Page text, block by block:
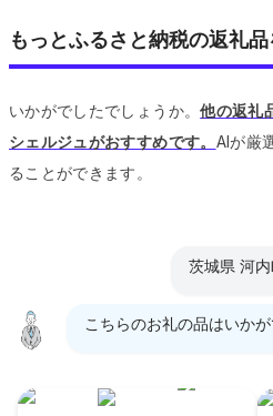
もっとふるさと納税の返礼
いかがでしたでしょうか。他の返礼
シェルジュがおすすめです。 AIが厳
ることができます。
茨城県 河
こちらのお礼の品はいか